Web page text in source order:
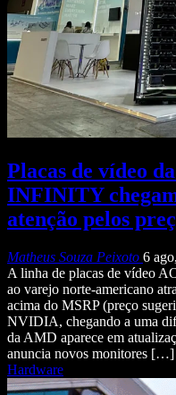
Placas de vídeo
INFINITY
atenção pelos
Matheus Souza Peixoto 6
A linha de placas de vídeo
ao varejo norte-americano
acima do MSRP (preço
NVIDIA, chegando a uma
da AMD aparece em
anuncia novos monitores […]
Hardware